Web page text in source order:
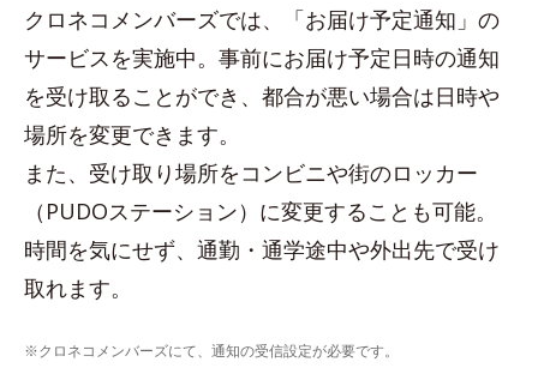
クロネコメンバーズでは、「お届け予定通知」の
サービスを実施中。事前にお届け予定日時の通知
を受け取ることができ、都合が悪い場合は日時や
場所を変更できます。
また、受け取り場所をコンビニや街のロッカー
（PUDOステーション）に変更することも可能。
時間を気にせず、通勤・通学途中や外出先で受け
取れます。
※クロネコメンバーズにて、通知の受信設定が必要です。